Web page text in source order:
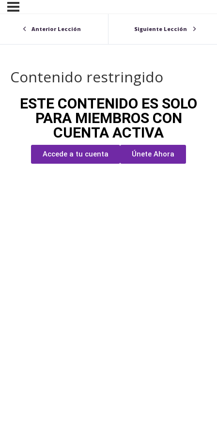
Anterior Lección Siguiente Lección
Contenido restringido
ESTE CONTENIDO ES SOLO
PARA MIEMBROS CON
CUENTA ACTIVA
Accede a tu cuenta Únete Ahora